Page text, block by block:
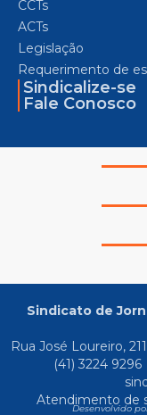
CCTs
ACTs
Legislação
Requerimento de
Sindicalize-se
Fale Conosco
Sindicato de
Rua José Loureiro,
(41) 3224 9296
Atendimento de
Desenvolvido